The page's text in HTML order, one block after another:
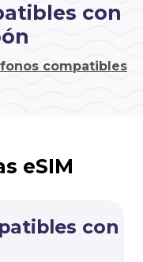
con
compatibles
eSIM
con